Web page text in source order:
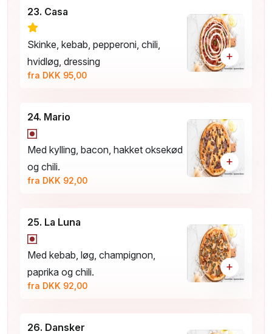
23. Casa
Skinke, kebab, pepperoni, chili,
hvidløg, dressing
fra DKK 95,00
+
24. Mario
Med kylling, bacon, hakket oksekød
og chili.
fra DKK 92,00
+
25. La Luna
Med kebab, løg, champignon,
paprika og chili.
fra DKK 92,00
+
26. Dansker